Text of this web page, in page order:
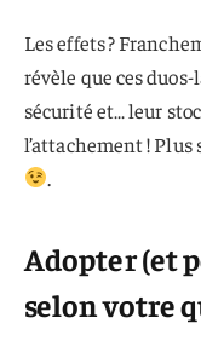
Les effets ?
révèle que ces
sécurité et… leur
l’attachement !
.
Adopter (et
selon votre